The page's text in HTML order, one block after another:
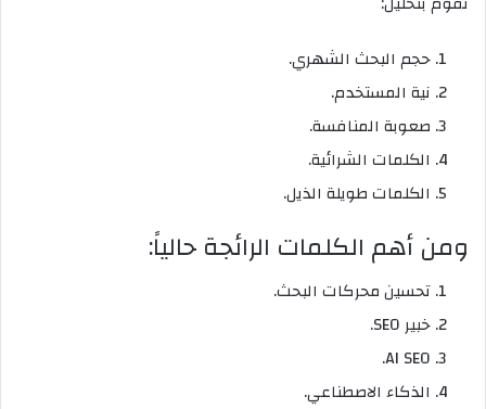
حجم البحث الشهري.
نية المستخدم.
صعوبة المنافسة.
الكلمات الشرائية.
الكلمات طويلة الذيل.
ومن أهم الكلمات الرائجة حالياً:
تحسين محركات البحث.
خبير SEO.
AI SEO.
الذكاء الاصطناعي.